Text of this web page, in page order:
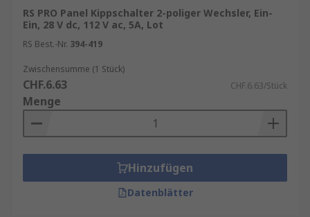
RS PRO Panel Kippschalter 2-poliger Wechsler, Ein-
Ein, 28 V dc, 112 V ac, 5A, Lot
RS Best.-Nr. 394-419
Zwischensumme (1 Stück)
CHF.6.63 CHF.6.63/Stück
Menge
Hinzufügen
Datenblätter